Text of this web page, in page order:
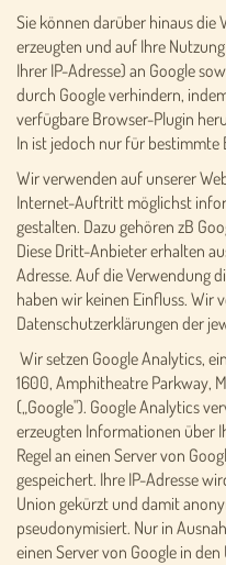
Sie können darüber hinaus die
erzeugten und auf Ihre
Ihrer IP-Adresse) an Google
durch Google verhindern,
verfügbare Browser-Plugin
In ist jedoch nur für
Wir verwenden auf unserer
Internet-Auftritt möglichst
gestalten. Dazu gehören zB
Diese Dritt-Anbieter erhalten
Adresse. Auf die Verwendung
haben wir keinen Einfluss. Wir
Datenschutzerklärungen der
Wir setzen Google Analytics,
1600, Amphitheatre Parkway,
(„Google"). Google Analytics
erzeugten Informationen über
Regel an einen Server von
gespeichert. Ihre IP-Adresse
Union gekürzt und damit
pseudonymisiert. Nur in
einen Server von Google in